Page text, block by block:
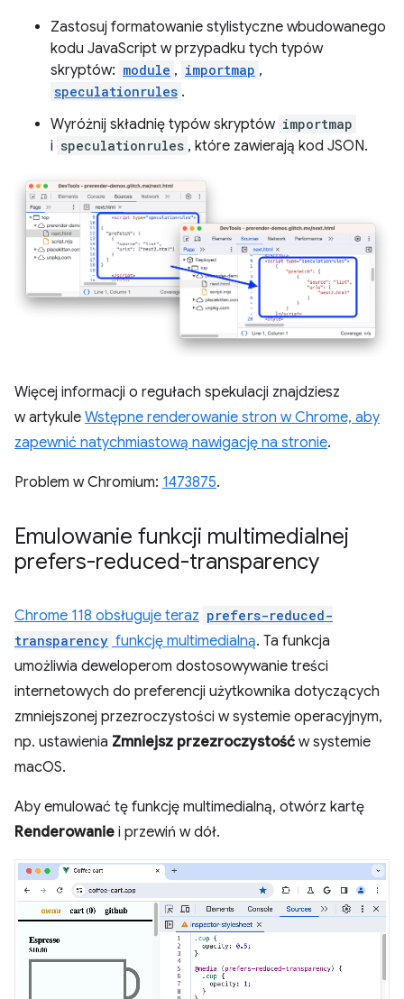
Zastosuj formatowanie stylistyczne wbudowanego
kodu JavaScript w przypadku tych typów
skryptów: module , importmap ,
speculationrules .
Wyróżnij składnię typów skryptów importmap
i speculationrules , które zawierają kod JSON.
Więcej informacji o regułach spekulacji znajdziesz
w artykule Wstępne renderowanie stron w Chrome, aby
zapewnić natychmiastową nawigację na stronie.
Problem w Chromium: 1473875.
Emulowanie funkcji multimedialnej
prefers-reduced-transparency
Chrome 118 obsługuje teraz prefers-reduced-
transparency funkcję multimedialną. Ta funkcja
umożliwia deweloperom dostosowywanie treści
internetowych do preferencji użytkownika dotyczących
zmniejszonej przezroczystości w systemie operacyjnym,
np. ustawienia Zmniejsz przezroczystość w systemie
macOS.
Aby emulować tę funkcję multimedialną, otwórz kartę
Renderowanie i przewiń w dół.